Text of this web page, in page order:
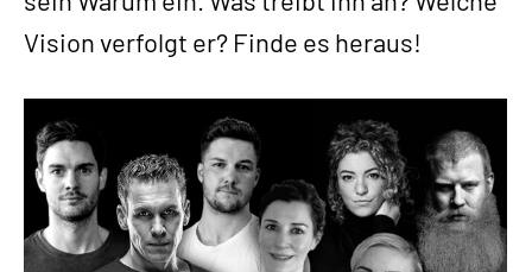
Vision verfolgt er? Finde es heraus!